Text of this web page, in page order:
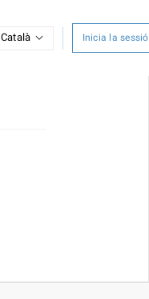
Català Inicia la sessió